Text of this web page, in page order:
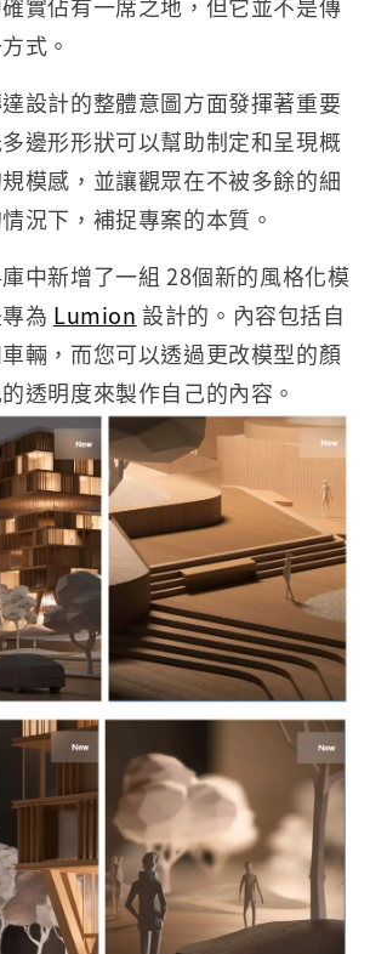
式。
設計的整體意圖方面發揮著重要
邊形形狀可以幫助制定和呈現概
模感，並讓觀眾在不被多餘的細
況下，補捉專案的本質。
中新增了一組 28個新的風格化模
為 Lumion 設計的。內容包括自
輛，而您可以透過更改模型的顏
透明度來製作自己的內容。